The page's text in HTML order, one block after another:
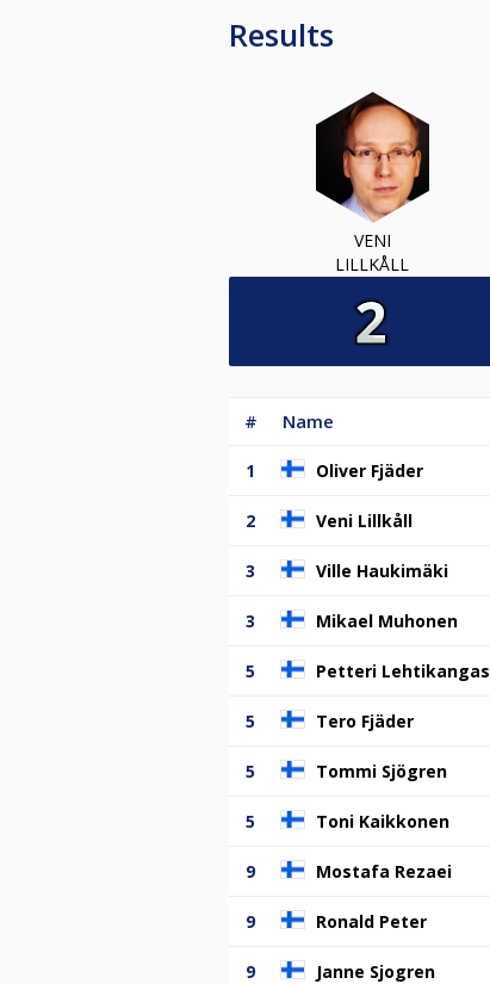
Results
VENI
LILLKÅLL
# Name
1 Oliver Fjäder
2 Veni Lillkåll
3 Ville Haukimäki
3 Mikael Muhonen
5 Petteri Lehtikangas
5 Tero Fjäder
5 Tommi Sjögren
5 Toni Kaikkonen
9 Mostafa Rezaei
9 Ronald Peter
9 Janne Sjogren